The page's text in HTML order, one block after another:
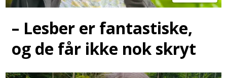
– Lesber er fantastiske,
og de får ikke nok skryt